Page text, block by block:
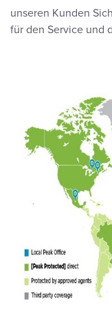
unseren Kunden
für den Service und